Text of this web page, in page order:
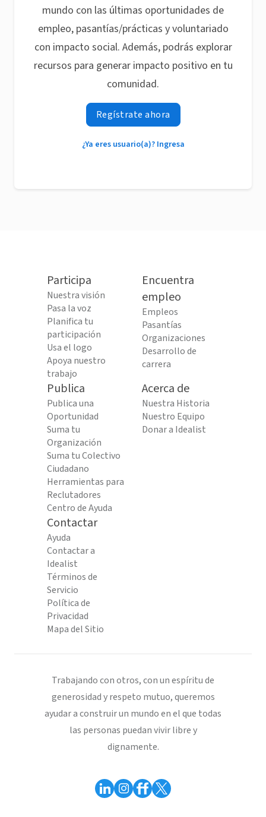
mundo con las últimas oportunidades de
empleo, pasantías/prácticas y voluntariado
con impacto social. Además, podrás explorar
recursos para generar impacto positivo en tu
comunidad.
Regístrate ahora
¿Ya eres usuario(a)? Ingresa
Participa
Nuestra visión
Pasa la voz
Planifica tu
participación
Usa el logo
Apoya nuestro
trabajo
Encuentra
empleo
Empleos
Pasantías
Organizaciones
Desarrollo de
carrera
Publica
Publica una
Oportunidad
Suma tu
Organización
Suma tu Colectivo
Ciudadano
Herramientas para
Reclutadores
Centro de Ayuda
Acerca de
Nuestra Historia
Nuestro Equipo
Donar a Idealist
Contactar
Ayuda
Contactar a
Idealist
Términos de
Servicio
Política de
Privacidad
Mapa del Sitio
Trabajando con otros, con un espíritu de
generosidad y respeto mutuo, queremos
ayudar a construir un mundo en el que todas
las personas puedan vivir libre y
dignamente.